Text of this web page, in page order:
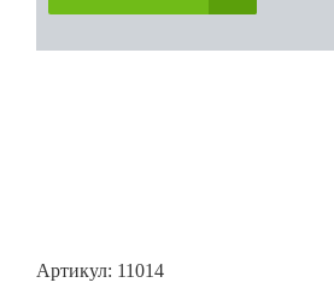
Артикул: 11014